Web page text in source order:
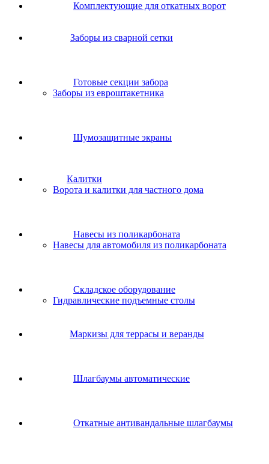
Комплектующие для откатных ворот
Заборы из сварной сетки
Готовые секции забора
Заборы из евроштакетника
Шумозащитные экраны
Калитки
Ворота и калитки для частного дома
Навесы из поликарбоната
Навесы для автомобиля из поликарбоната
Складское оборудование
Гидравлические подъемные столы
Маркизы для террасы и веранды
Шлагбаумы автоматические
Откатные антивандальные шлагбаумы